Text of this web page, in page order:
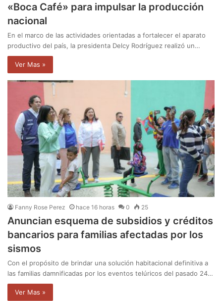
«Boca Café» para impulsar la producción
nacional
En el marco de las actividades orientadas a fortalecer el aparato
productivo del país, la presidenta Delcy Rodríguez realizó un…
Ver Mas »
Fanny Rose Perez hace 16 horas 0 25
Anuncian esquema de subsidios y créditos
bancarios para familias afectadas por los
sismos
Con el propósito de brindar una solución habitacional definitiva a
las familias damnificadas por los eventos telúricos del pasado 24…
Ver Mas »